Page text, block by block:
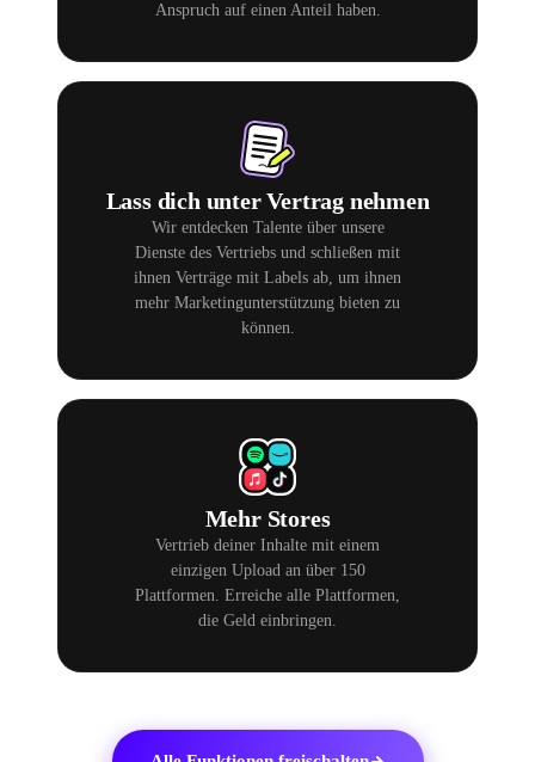
Anspruch auf einen Anteil haben.
Lass dich unter Vertrag nehmen
Wir entdecken Talente über unsere
Dienste des Vertriebs und schließen mit
ihnen Verträge mit Labels ab, um ihnen
mehr Marketingunterstützung bieten zu
können.
Mehr Stores
Vertrieb deiner Inhalte mit einem
einzigen Upload an über 150
Plattformen. Erreiche alle Plattformen,
die Geld einbringen.